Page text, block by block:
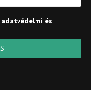
adatvédelmi és